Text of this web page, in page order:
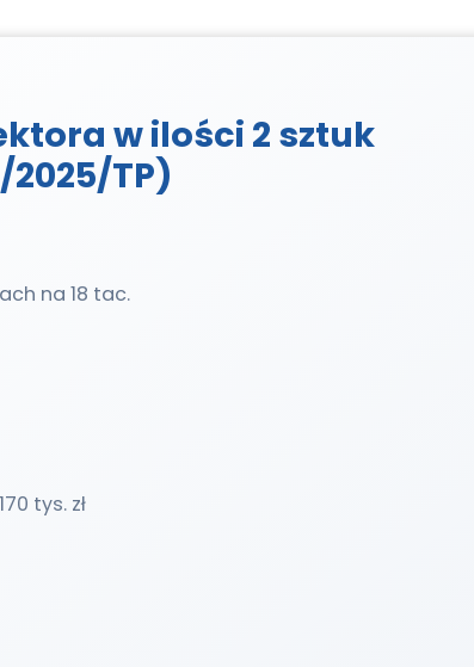
w ilości 2 sztuk
2025/TP)
na 18 tac.
tys. zł